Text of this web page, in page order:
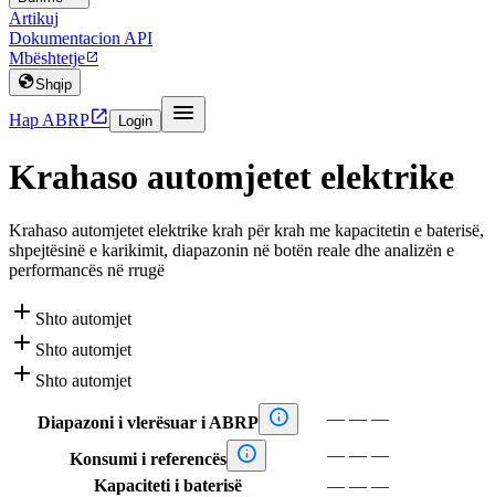
Artikuj
Dokumentacion API
Mbështetje
Shqip
Hap ABRP Login 
Krahaso automjetet elektrike
Krahaso automjetet elektrike krah për krah me kapacitetin e baterisë,
shpejtësinë e karikimit, diapazonin në botën reale dhe analizën e
performancës në rrugë
 Shto automjet
 Shto automjet
 Shto automjet
Diapazoni i vlerësuar i ABRP  — — —
Konsumi i referencës  — — —
Kapaciteti i baterisë
— — —